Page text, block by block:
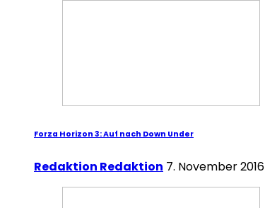
Forza Horizon 3: Auf nach Down Under
Redaktion Redaktion 7. November 2016